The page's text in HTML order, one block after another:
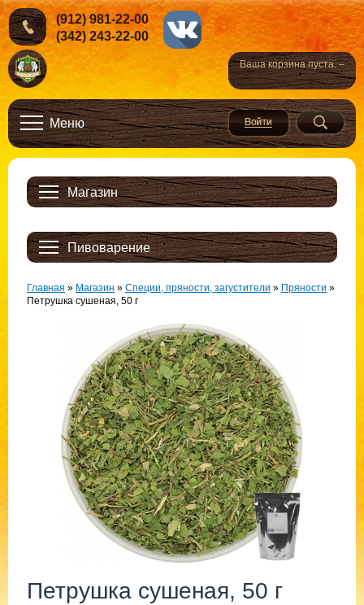
Ваша корзина пуста. –
(912) 981-22-00
(342) 243-22-00
Меню
Магазин
Пивоварение
Главная » Магазин » Специи, пряности, загустители » Пряности »
Петрушка сушеная, 50 г
Петрушка сушеная, 50 г